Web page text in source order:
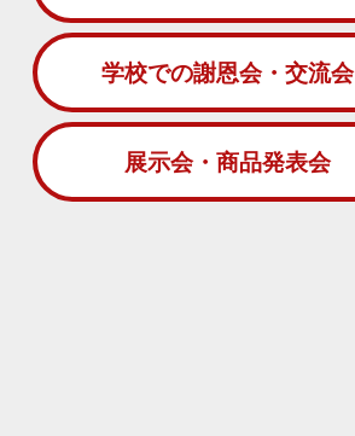
学校での謝恩会・交流会
展示会・商品発表会